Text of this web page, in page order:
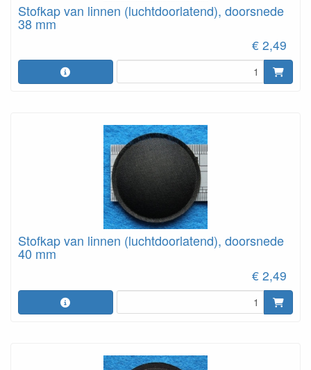
Stofkap van linnen (luchtdoorlatend), doorsnede
38 mm
€ 2,49
Stofkap van linnen (luchtdoorlatend), doorsnede
40 mm
€ 2,49